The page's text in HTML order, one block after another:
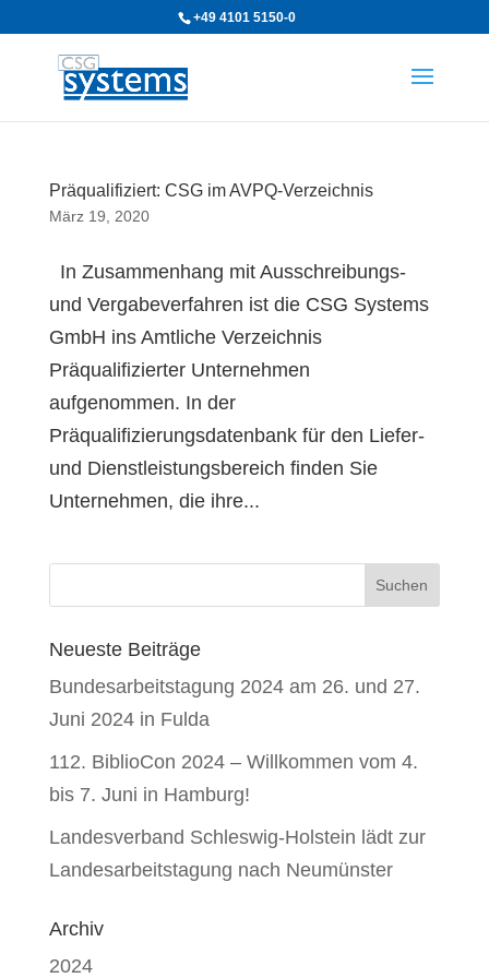
+49 4101 5150-0
Präqualifiziert: CSG im AVPQ-Verzeichnis
März 19, 2020
In Zusammenhang mit Ausschreibungs-
und Vergabeverfahren ist die CSG Systems
GmbH ins Amtliche Verzeichnis
Präqualifizierter Unternehmen
aufgenommen. In der
Präqualifizierungsdatenbank für den Liefer-
und Dienstleistungsbereich finden Sie
Unternehmen, die ihre...
Neueste Beiträge
Bundesarbeitstagung 2024 am 26. und 27.
Juni 2024 in Fulda
112. BiblioCon 2024 – Willkommen vom 4.
bis 7. Juni in Hamburg!
Landesverband Schleswig-Holstein lädt zur
Landesarbeitstagung nach Neumünster
Archiv
2024